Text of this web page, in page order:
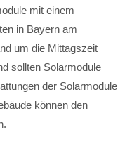
mit einem
in Bayern am
um die Mittagszeit
sollten Solarmodule
der Solarmodule
können den